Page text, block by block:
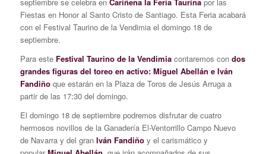
Fiestas en Honor al Santo Cristo de Santiago. Esta Feria acabará
con el Festival Taurino de la Vendimia el domingo 18 de
septiembre.
Para este Festival Taurino de la Vendimiacontaremos con dos
grandes figuras del toreo en activo: Miguel Abellán e Iván
Fandiñoque estarán en la Plaza de Toros de Jesús Arruga a
partir de las 17:30 del domingo.
El domingo 18 de septiembre podremos disfrutar de cuatro
hermosos novillos de la Ganadería El-Ventorrillo Campo Nuevo
de Navarra y del gran Iván Fandiñoy el carismático y